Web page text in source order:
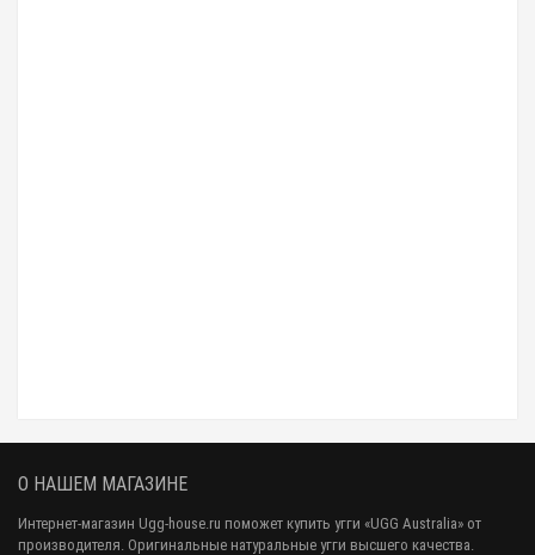
О НАШЕМ МАГАЗИНЕ
Интернет-магазин Ugg-house.ru поможет купить угги «UGG Australia» от
производителя. Оригинальные натуральные угги высшего качества.